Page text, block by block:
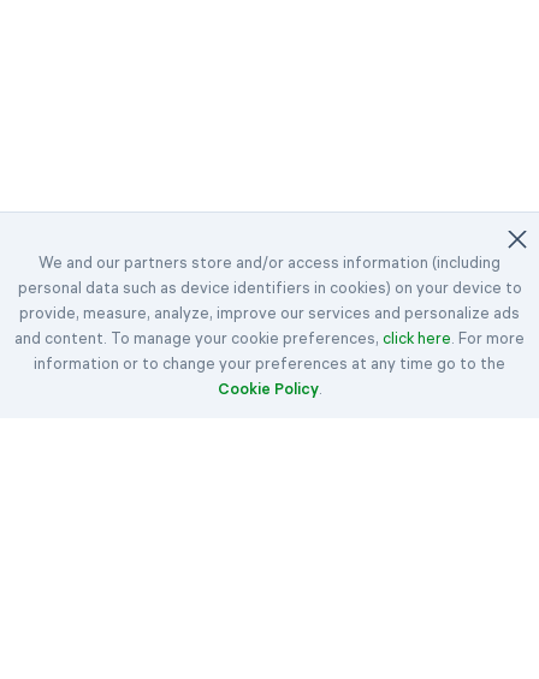
We and our partners store and/or access information (including
personal data such as device identifiers in cookies) on your device to
provide, measure, analyze, improve our services and personalize ads
and content. To manage your cookie preferences, click here . For more
information or to change your preferences at any time go to the
Cookie Policy.
©2023-2026 Easybrain. All Rights Reserved.
Inicio Desafíos diarios
Premios
Spider
Carta Blanca